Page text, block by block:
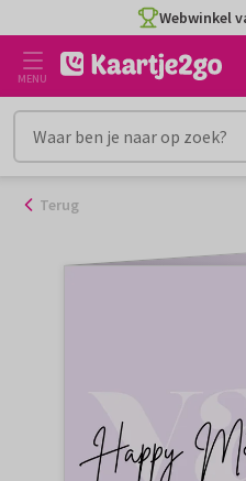
naar
inhoud
Webwinkel
MENU
Terug